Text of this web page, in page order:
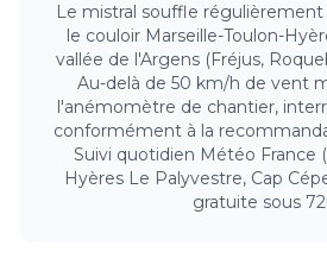
Le mistral souffle
le couloir Marseille-Toulon-
vallée de l'Argens (Fréjus,
Au-delà de 50 km/h de vent
l'anémomètre de chantier,
conformément à la
Suivi quotidien Météo France
Hyères Le Palyvestre, Cap
gratuite sous